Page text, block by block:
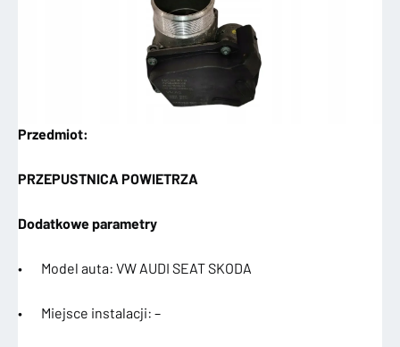
Przedmiot:
PRZEPUSTNICA POWIETRZA
Dodatkowe parametry
• Model auta: VW AUDI SEAT SKODA
• Miejsce instalacji: –